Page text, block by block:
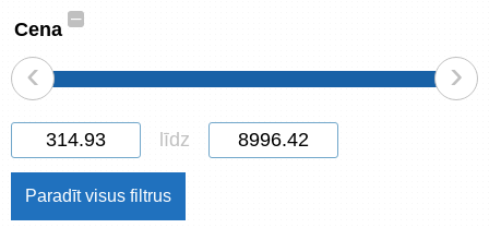
Atcerēties
Servisa pakalpojumi
Apple produkti
Datortehnika
Datoru piederumi
Cena
–
‹ ›
līdz